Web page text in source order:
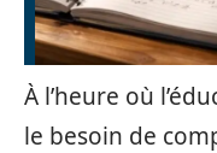
À l’heure où
le besoin de